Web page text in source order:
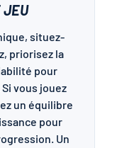
JEU
situez-
priorisez la
pour
vous jouez
un équilibre
pour
Un